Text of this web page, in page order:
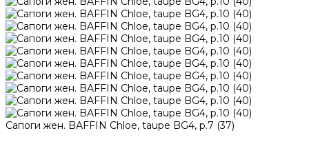
Сапоги жен. BAFFIN Chloe, taupe BG4, р.7 (37)